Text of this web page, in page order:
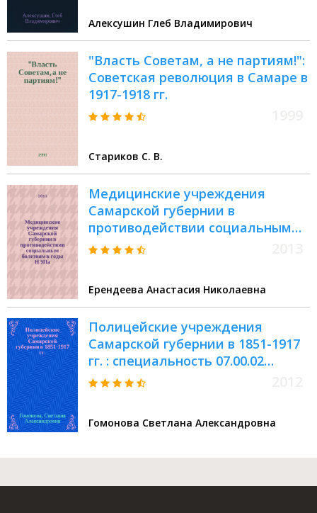
Алексушин Глеб Владимирович
"Власть Советам, а не партиям!":
Советская революция в Самаре в
1917-1918 гг.
Стариков С. В.
Медицинские учреждения
Самарской губернии в
противодействии социальным
болезням в годы НЭПа (1921-
кандидата исторических наук :
специальность 07.00.02
<Отечественная история>
Ерендеева Анастасия Николаевна
Полицейские учреждения
Самарской губернии в 1851-1917
гг. : специальность 07.00.02
<Отечественная история>
Гомонова Светлана Александровна